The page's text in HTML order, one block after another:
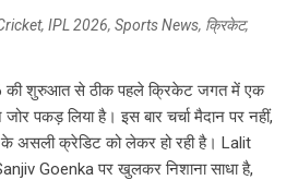
, IPL 2026, Sports News, क्रिकेट,
की शुरुआत से ठीक पहले क्रिकेट जगत में एक
पकड़ लिया है। इस बार चर्चा मैदान पर नहीं,
के असली क्रेडिट को लेकर हो रही है। Lalit
Goenka पर खुलकर निशाना साधा है,